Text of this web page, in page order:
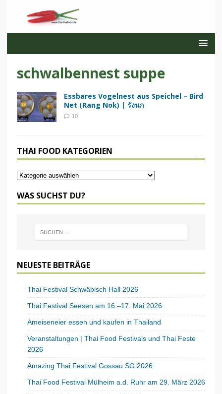
schwalbennest suppe
Essbares Vogelnest aus Speichel – Bird
Net (Rang Nok) | รังนก
10
THAI FOOD KATEGORIEN
WAS SUCHST DU?
NEUESTE BEITRÄGE
Thai Festival Schwäbisch Hall 2026
Thai Festival Seesen am 16.–17. Mai 2026
Ameiseneier essen und kaufen in Thailand
Veranstaltungen | Thai Food Festivals und Thai Feste
2026
Amazing Thai Festival Gossau SG 2026
Thai Food Festival Mülheim a.d. Ruhr am 29. März 2026